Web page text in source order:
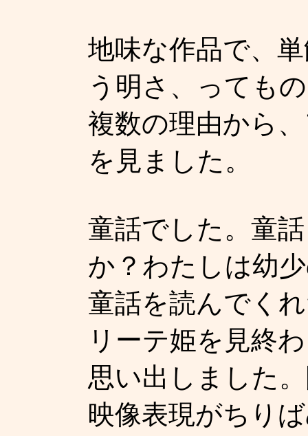
地味な作品で、
う明さ、っても
複数の理由から
を見ました。
童話でした。童
か？わたしは幼
童話を読んでく
リーテ姫を見終
思い出しました
映像表現がちり